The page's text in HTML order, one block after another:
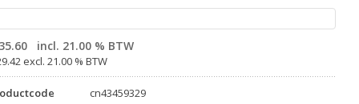
incl. 21.00 % BTW
excl. 21.00 % BTW
cn43459329